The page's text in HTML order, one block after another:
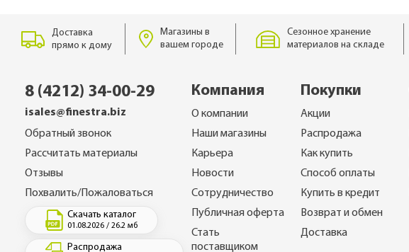
Доставка
прямо к дому
Магазины в
вашем городе
Сезонное хранение
материалов на складе
8 (4212) 34-00-29
isales@finestra.biz
Обратный звонок
Рассчитать материалы
Отзывы
Похвалить/Пожаловаться
Скачать каталог
01.08.2026 / 26.2 мб
Распродажа
Компания
О компании
Наши магазины
Карьера
Новости
Сотрудничество
Публичная оферта
Стать
поставщиком
Покупки
Акции
Распродажа
Как купить
Способ оплаты
Купить в кредит
Возврат и обмен
Доставка